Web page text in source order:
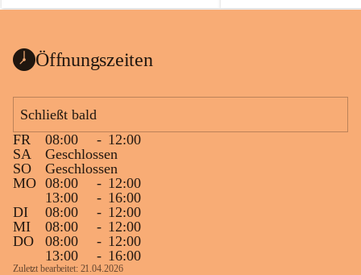
Wanduhr (!) benutzt und musste
Das Gemeindeamt freut sich sehr über die
Spende >lesenswerter< Bücher und
vorsortiert in die Bücherzelle eingeräumt
werden können.
Gleichzeitig möchten wir uns bei all Jenen
sehr herzlich bedanken, die bereits viele
tolle Bücher spendiert haben.
Gesundheit, Gelassenheit
Öffnungszeiten
Schließt bald
FR
08:00 - 12:00
SA
Geschlossen
SO
Geschlossen
MO 08:00 - 12:00
13:00
- 16:00
DI
08:00 - 12:00
MI
08:00 - 12:00
DO
08:00 - 12:00
13:00
- 16:00
Zuletzt bearbeitet: 21.04.2026